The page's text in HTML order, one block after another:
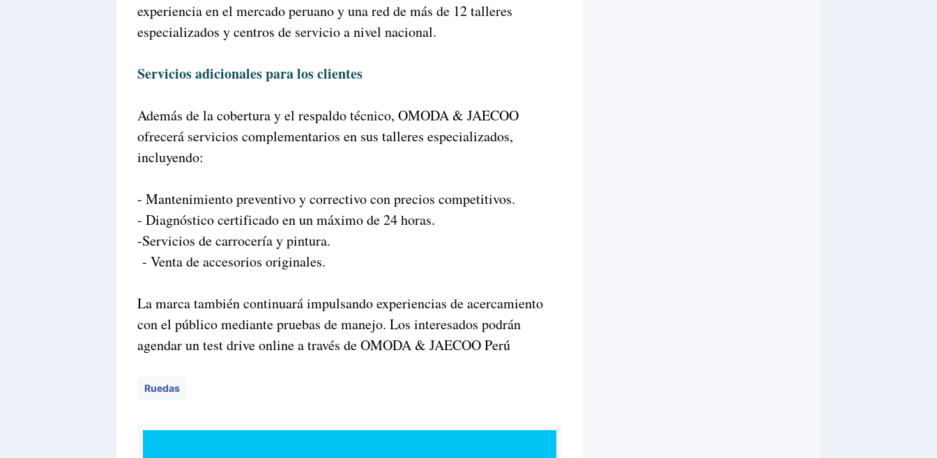
experiencia en el mercado peruano y una red de más de 12 talleres
especializados y centros de servicio a nivel nacional.
Servicios adicionales para los clientes
Además de la cobertura y el respaldo técnico, OMODA & JAECOO
ofrecerá servicios complementarios en sus talleres especializados,
incluyendo:
- Mantenimiento preventivo y correctivo con precios competitivos.
- Diagnóstico certificado en un máximo de 24 horas.
-Servicios de carrocería y pintura.
- Venta de accesorios originales.
La marca también continuará impulsando experiencias de acercamiento
con el público mediante pruebas de manejo. Los interesados podrán
agendar un test drive online a través de OMODA & JAECOO Perú
Ruedas